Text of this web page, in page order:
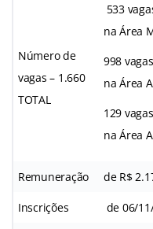
Número de
vagas – 1.660
TOTAL
533
na Área
998
na Área
129
na Área
Remuneração de R$
Inscrições de 06/